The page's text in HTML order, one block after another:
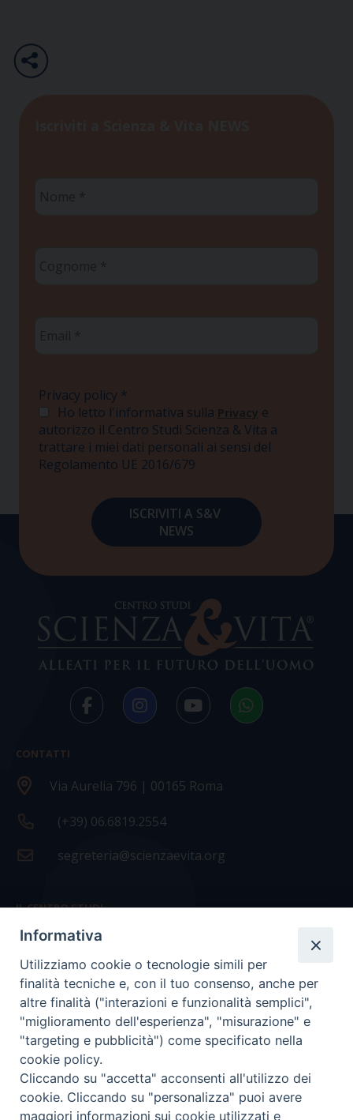
Privacy policy *
Ho letto l'informativa sulla Privacy e
autorizzo il Centro Studi Scienza & Vita a
trattare i miei dati personali ai sensi del
Regolamento UE 2016/679
CONTATTI
Via Aurelia 796 | 00165 Roma
(+39) 06.6819.2554
segreteria@scienzaevita.org
IL CENTRO STUDI
La nostra storia
Statuto
Presidenza e ufficio presidenza
Consiglio scientifico
Coordinamento nazionale
Informativa
Utilizziamo cookie o tecnologie simili per
finalità tecniche e, con il tuo consenso, anche per
altre finalità ("interazioni e funzionalità semplici",
"miglioramento dell'esperienza", "misurazione" e
"targeting e pubblicità") come specificato nella
cookie policy.
Cliccando su "accetta" acconsenti all'utilizzo dei
cookie. Cliccando su "personalizza" puoi avere
maggiori informazioni sui cookie utilizzati e